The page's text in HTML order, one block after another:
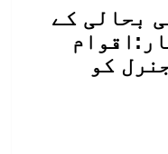
بحالی کے
کو